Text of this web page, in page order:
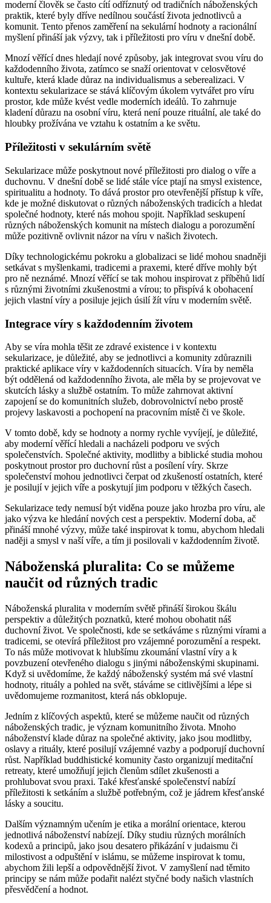
moderní člověk se často cítí odříznutý od tradičních náboženských
praktik, které byly dříve nedílnou součástí života jednotlivců a
komunit. Tento přenos zaměření na sekulární hodnoty a racionální
myšlení přináší jak výzvy, tak i příležitosti pro víru v dnešní době.
Mnozí věřící dnes hledají nové způsoby, jak integrovat svou víru do
každodenního života, zatímco se snaží orientovat v celosvětové
kultuře, která klade důraz na individualismus a seberealizaci. V
kontextu sekularizace se stává klíčovým úkolem vytvářet pro víru
prostor, kde může kvést vedle moderních ideálů. To zahrnuje
kladení důrazu na osobní víru, která není pouze rituální, ale také do
hloubky prožívána ve vztahu k ostatním a ke světu.
Příležitosti v sekulárním světě
Sekularizace může poskytnout nové příležitosti pro dialog o víře a
duchovnu. V dnešní době se lidé stále více ptají na smysl existence,
spiritualitu a hodnoty. To dává prostor pro otevřenější přístup k víře,
kde je možné diskutovat o různých náboženských tradicích a hledat
společné hodnoty, které nás mohou spojit. Například seskupení
různých náboženských komunit na místech dialogu a porozumění
může pozitivně ovlivnit názor na víru v našich životech.
Díky technologickému pokroku a globalizaci se lidé mohou snadněji
setkávat s myšlenkami, tradicemi a praxemi, které dříve mohly být
pro ně neznámé. Mnozí věřící se tak mohou inspirovat z příběhů lidí
s různými životními zkušenostmi a vírou; to přispívá k obohacení
jejich vlastní víry a posiluje jejich úsilí žít víru v moderním světě.
Integrace víry s každodenním životem
Aby se víra mohla těšit ze zdravé existence i v kontextu
sekularizace, je důležité, aby se jednotlivci a komunity zdůraznili
praktické aplikace víry v každodenních situacích. Víra by neměla
být oddělená od každodenního života, ale měla by se projevovat ve
skutcích lásky a službě ostatním. To může zahrnovat aktivní
zapojení se do komunitních služeb, dobrovolnictví nebo prostě
projevy laskavosti a pochopení na pracovním místě či ve škole.
V tomto době, kdy se hodnoty a normy rychle vyvíjejí, je důležité,
aby moderní věřící hledali a nacházeli podporu ve svých
společenstvích. Společné aktivity, modlitby a biblické studia mohou
poskytnout prostor pro duchovní růst a posílení víry. Skrze
společenství mohou jednotlivci čerpat od zkušeností ostatních, které
je posilují v jejich víře a poskytují jim podporu v těžkých časech.
Sekularizace tedy nemusí být viděna pouze jako hrozba pro víru, ale
jako výzva ke hledání nových cest a perspektiv. Moderní doba, ač
přináší mnohé výzvy, může také inspirovat k tomu, abychom hledali
naději a smysl v naší víře, a tím ji posilovali v každodenním životě.
Náboženská pluralita: Co se můžeme
naučit od různých tradic
Náboženská pluralita v moderním světě přináší širokou škálu
perspektiv a důležitých poznatků, které mohou obohatit náš
duchovní život. Ve společnosti, kde se setkáváme s různými vírami a
tradicemi, se otevírá příležitost pro vzájemné porozumění a respekt.
To nás může motivovat k hlubšímu zkoumání vlastní víry a k
povzbuzení otevřeného dialogu s jinými náboženskými skupinami.
Když si uvědomíme, že každý náboženský systém má své vlastní
hodnoty, rituály a pohled na svět, stáváme se citlivějšími a lépe si
uvědomujeme rozmanitost, která nás obklopuje.
Jedním z klíčových aspektů, které se můžeme naučit od různých
náboženských tradic, je význam komunitního života. Mnoho
náboženství klade důraz na společné aktivity, jako jsou modlitby,
oslavy a rituály, které posilují vzájemné vazby a podporují duchovní
růst. Například buddhistické komunity často organizují meditační
retreaty, které umožňují jejich členům sdílet zkušenosti a
prohlubovat svou praxi. Také křesťanské společenství nabízí
příležitosti k setkáním a službě potřebným, což je jádrem křesťanské
lásky a soucitu.
Dalším významným učením je etika a morální orientace, kterou
jednotlivá náboženství nabízejí. Díky studiu různých morálních
kodexů a principů, jako jsou desatero přikázání v judaismu či
milostivost a odpuštění v islámu, se můžeme inspirovat k tomu,
abychom žili lepší a odpovědnější život. V zamyšlení nad těmito
principy se nám může podařit nalézt styčné body našich vlastních
přesvědčení a hodnot.